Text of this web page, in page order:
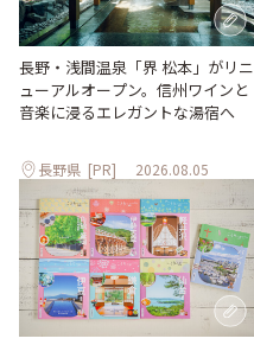
長野・浅間温泉「界 松本」がリニ
ューアルオープン。信州ワインと
音楽に浸るエレガントな湯宿へ
長野県 [PR] 2026.08.05